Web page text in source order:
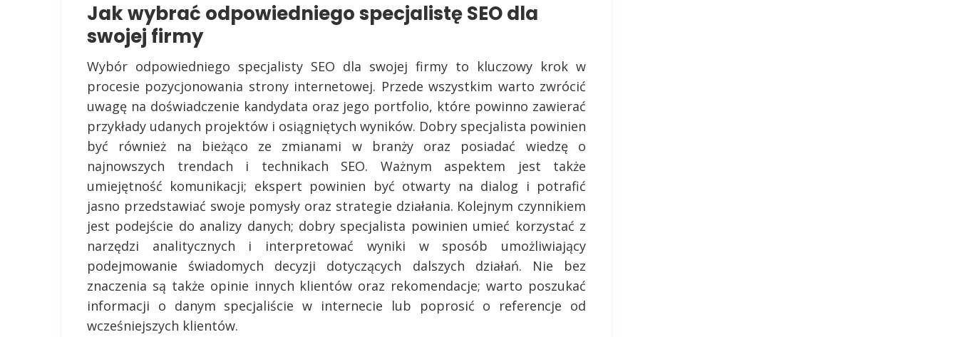
Jak wybrać odpowiedniego specjalistę SEO dla
swojej firmy
Wybór odpowiedniego specjalisty SEO dla swojej firmy to kluczowy krok w
procesie pozycjonowania strony internetowej. Przede wszystkim warto zwrócić
uwagę na doświadczenie kandydata oraz jego portfolio, które powinno zawierać
przykłady udanych projektów i osiągniętych wyników. Dobry specjalista powinien
być również na bieżąco ze zmianami w branży oraz posiadać wiedzę o
najnowszych trendach i technikach SEO. Ważnym aspektem jest także
umiejętność komunikacji; ekspert powinien być otwarty na dialog i potrafić
jasno przedstawiać swoje pomysły oraz strategie działania. Kolejnym czynnikiem
jest podejście do analizy danych; dobry specjalista powinien umieć korzystać z
narzędzi analitycznych i interpretować wyniki w sposób umożliwiający
podejmowanie świadomych decyzji dotyczących dalszych działań. Nie bez
znaczenia są także opinie innych klientów oraz rekomendacje; warto poszukać
informacji o danym specjaliście w internecie lub poprosić o referencje od
wcześniejszych klientów.